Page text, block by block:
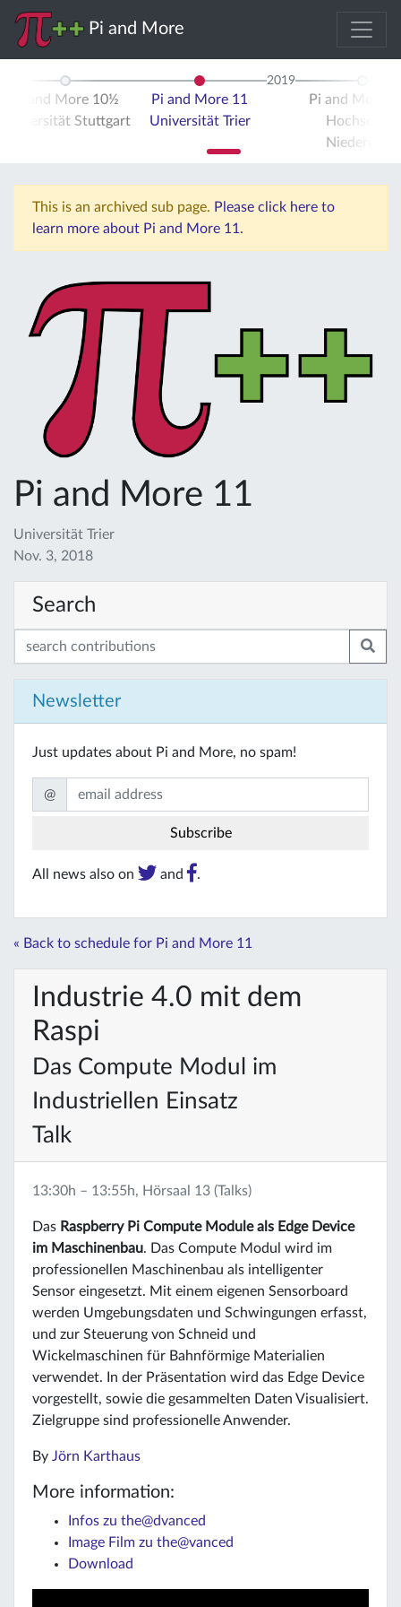
Pi and More
Pi and More 10½
Universität Stuttgart
Pi and More 11
Universität Trier
2019
Pi and More
Hochschule
Niederrhein
This is an archived sub page. Please click here to
learn more about Pi and More 11.
Pi and More 11
Universität Trier
Nov. 3, 2018
Search
Newsletter
Just updates about Pi and More, no spam!
@
All news also on and .
« Back to schedule for Pi and More 11
Industrie 4.0 mit dem
Raspi
Das Compute Modul im
Industriellen Einsatz
Talk
13:30h – 13:55h, Hörsaal 13 (Talks)
Das Raspberry Pi Compute Module als Edge Device
im Maschinenbau. Das Compute Modul wird im
professionellen Maschinenbau als intelligenter
Sensor eingesetzt. Mit einem eigenen Sensorboard
werden Umgebungsdaten und Schwingungen erfasst,
und zur Steuerung von Schneid und
Wickelmaschinen für Bahnförmige Materialien
verwendet. In der Präsentation wird das Edge Device
vorgestellt, sowie die gesammelten Daten Visualisiert.
Zielgruppe sind professionelle Anwender.
By Jörn Karthaus
More information:
Infos zu the@dvanced
Image Film zu the@vanced
Download